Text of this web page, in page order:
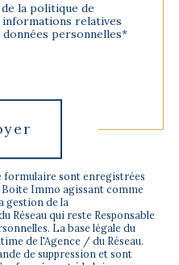
la politique de
relatives
personnelles*
formulaire sont enregistrées
Immo agissant comme
gestion de la
Réseau qui reste Responsable
La base légale du
de l'Agence / du Réseau.
de suppression et sont